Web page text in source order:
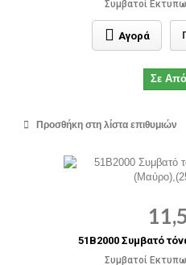
Συμβατοί
Αγορά
Σε
Προσθήκη στη λίστα επιθυμιών
51B2000 Συμβατό
Συμβατοί